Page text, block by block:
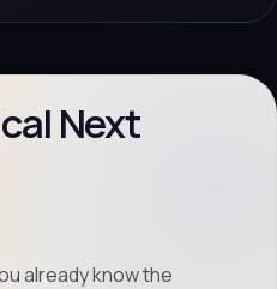
Next
already know the